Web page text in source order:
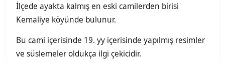
İlçede ayakta kalmış en eski camilerden birisi
Kemaliye köyünde bulunur.
Bu cami içerisinde 19. yy içerisinde yapılmış resimler
ve süslemeler oldukça ilgi çekicidir.